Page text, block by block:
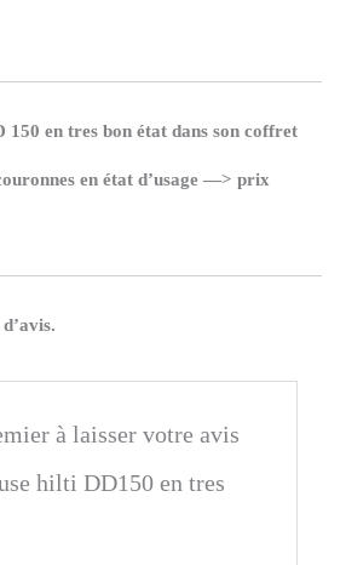
150 en tres bon état dans son coffret
en état d’usage —> prix
à laisser votre avis
hilti DD150 en tres